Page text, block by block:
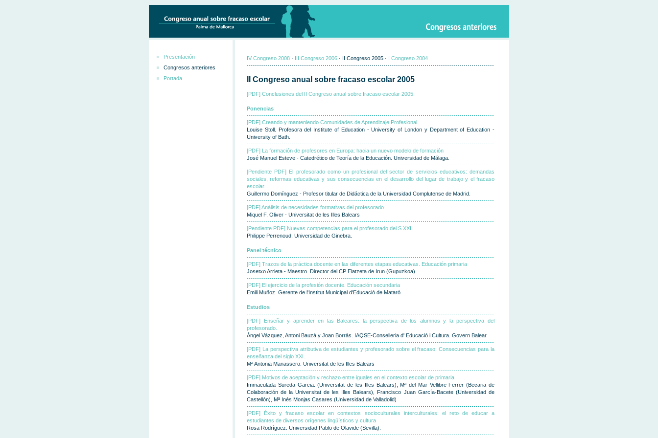
Presentación
Congresos anteriores
Portada
IV Congreso 2008 · III Congreso 2006 · II Congreso 2005 · I Congreso 2004
II Congreso anual sobre fracaso escolar 2005
[PDF] Conclusiones del II Congreso anual sobre fracaso escolar 2005.
Ponencias
[PDF] Creando y manteniendo Comunidades de Aprendizaje Profesional.
Louise Stoll. Profesora del Institute of Education - University of London y Department of Education -
University of Bath.
[PDF] La formación de profesores en Europa: hacia un nuevo modelo de formación
José Manuel Esteve - Catedrético de Teoría de la Educación. Universidad de Málaga.
[Pendiente PDF] El profesorado como un profesional del sector de servicios educativos: demandas
sociales, reformas educativas y sus consecuencias en el desarrollo del lugar de trabajo y el fracaso
escolar.
Guillermo Domínguez - Profesor titular de Didáctica de la Universidad Complutense de Madrid.
[PDF] Análisis de necesidades formativas del profesorado
Miquel F. Oliver - Universitat de les Illes Balears
[Pendiente PDF] Nuevas competencias para el profesorado del S.XXI.
Philippe Perrenoud. Universidad de Ginebra.
Panel técnico
[PDF] Trazos de la práctica docente en las diferentes etapas educativas. Educación primaria
Josetxo Arrieta - Maestro. Director del CP Elatzeta de Irun (Gupuzkoa)
[PDF] El ejercicio de la profesión docente. Educación secundaria
Emili Muñoz. Gerente de l'Institut Municipal d'Educació de Matarò
Estudios
[PDF] Enseñar y aprender en las Baleares: la perspectiva de los alumnos y la perspectiva del
profesorado.
Ángel Vázquez, Antoni Bauzà y Joan Borràs. IAQSE-Conselleria d' Educació i Cultura. Govern Balear.
[PDF] La perspectiva atributiva de estudiantes y profesorado sobre el fracaso. Consecuencias para la
enseñanza del siglo XXI.
Mª Antonia Manassero. Universitat de les Illes Balears
[PDF] Motivos de aceptación y rechazo entre iguales en el contexto escolar de primaria
Immaculada Sureda Garcia. (Universitat de les Illes Balears), Mª del Mar Vellibre Ferrer (Becaria de
Colaboración de la Universitat de les Illes Balears), Francisco Juan García-Bacete (Universidad de
Castellón), Mª Inés Monjas Casares (Universidad de Valladolid)
[PDF] Éxito y fracaso escolar en contextos socioculturales interculturales: el reto de educar a
estudiantes de diversos orígenes lingüísticos y cultura
Rosa Rodríguez. Universidad Pablo de Olavide (Sevilla).